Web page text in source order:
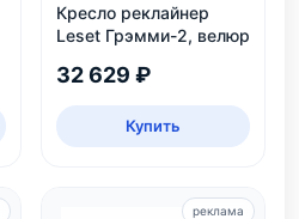
Кресло реклайнер
Leset Грэмми-2, велюр
32 629 ₽
Купить
реклама